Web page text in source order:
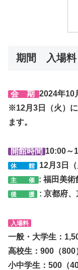
期間 入場料
会 期
2024年10
※12月3日（火）
ます。
開館時間 10:00～
休 館 12月3日
主 催 : 福田美術
後 援 : 京都府
入場料
一般・大学生：
高校生：900（800
小中学生：500（